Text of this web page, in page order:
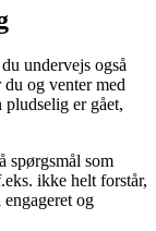
undervejs også
og venter med
er gået,
spørgsmål som
ikke helt forstår,
og